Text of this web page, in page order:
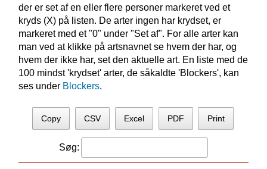
der er set af en eller flere personer markeret ved et
kryds (X) på listen. De arter ingen har krydset, er
markeret med et "0" under "Set af". For alle arter kan
man ved at klikke på artsnavnet se hvem der har, og
hvem der ikke har, set den aktuelle art. En liste med de
100 mindst 'krydset' arter, de såkaldte 'Blockers', kan
ses under Blockers.
Copy CSV Excel PDF Print
Søg: